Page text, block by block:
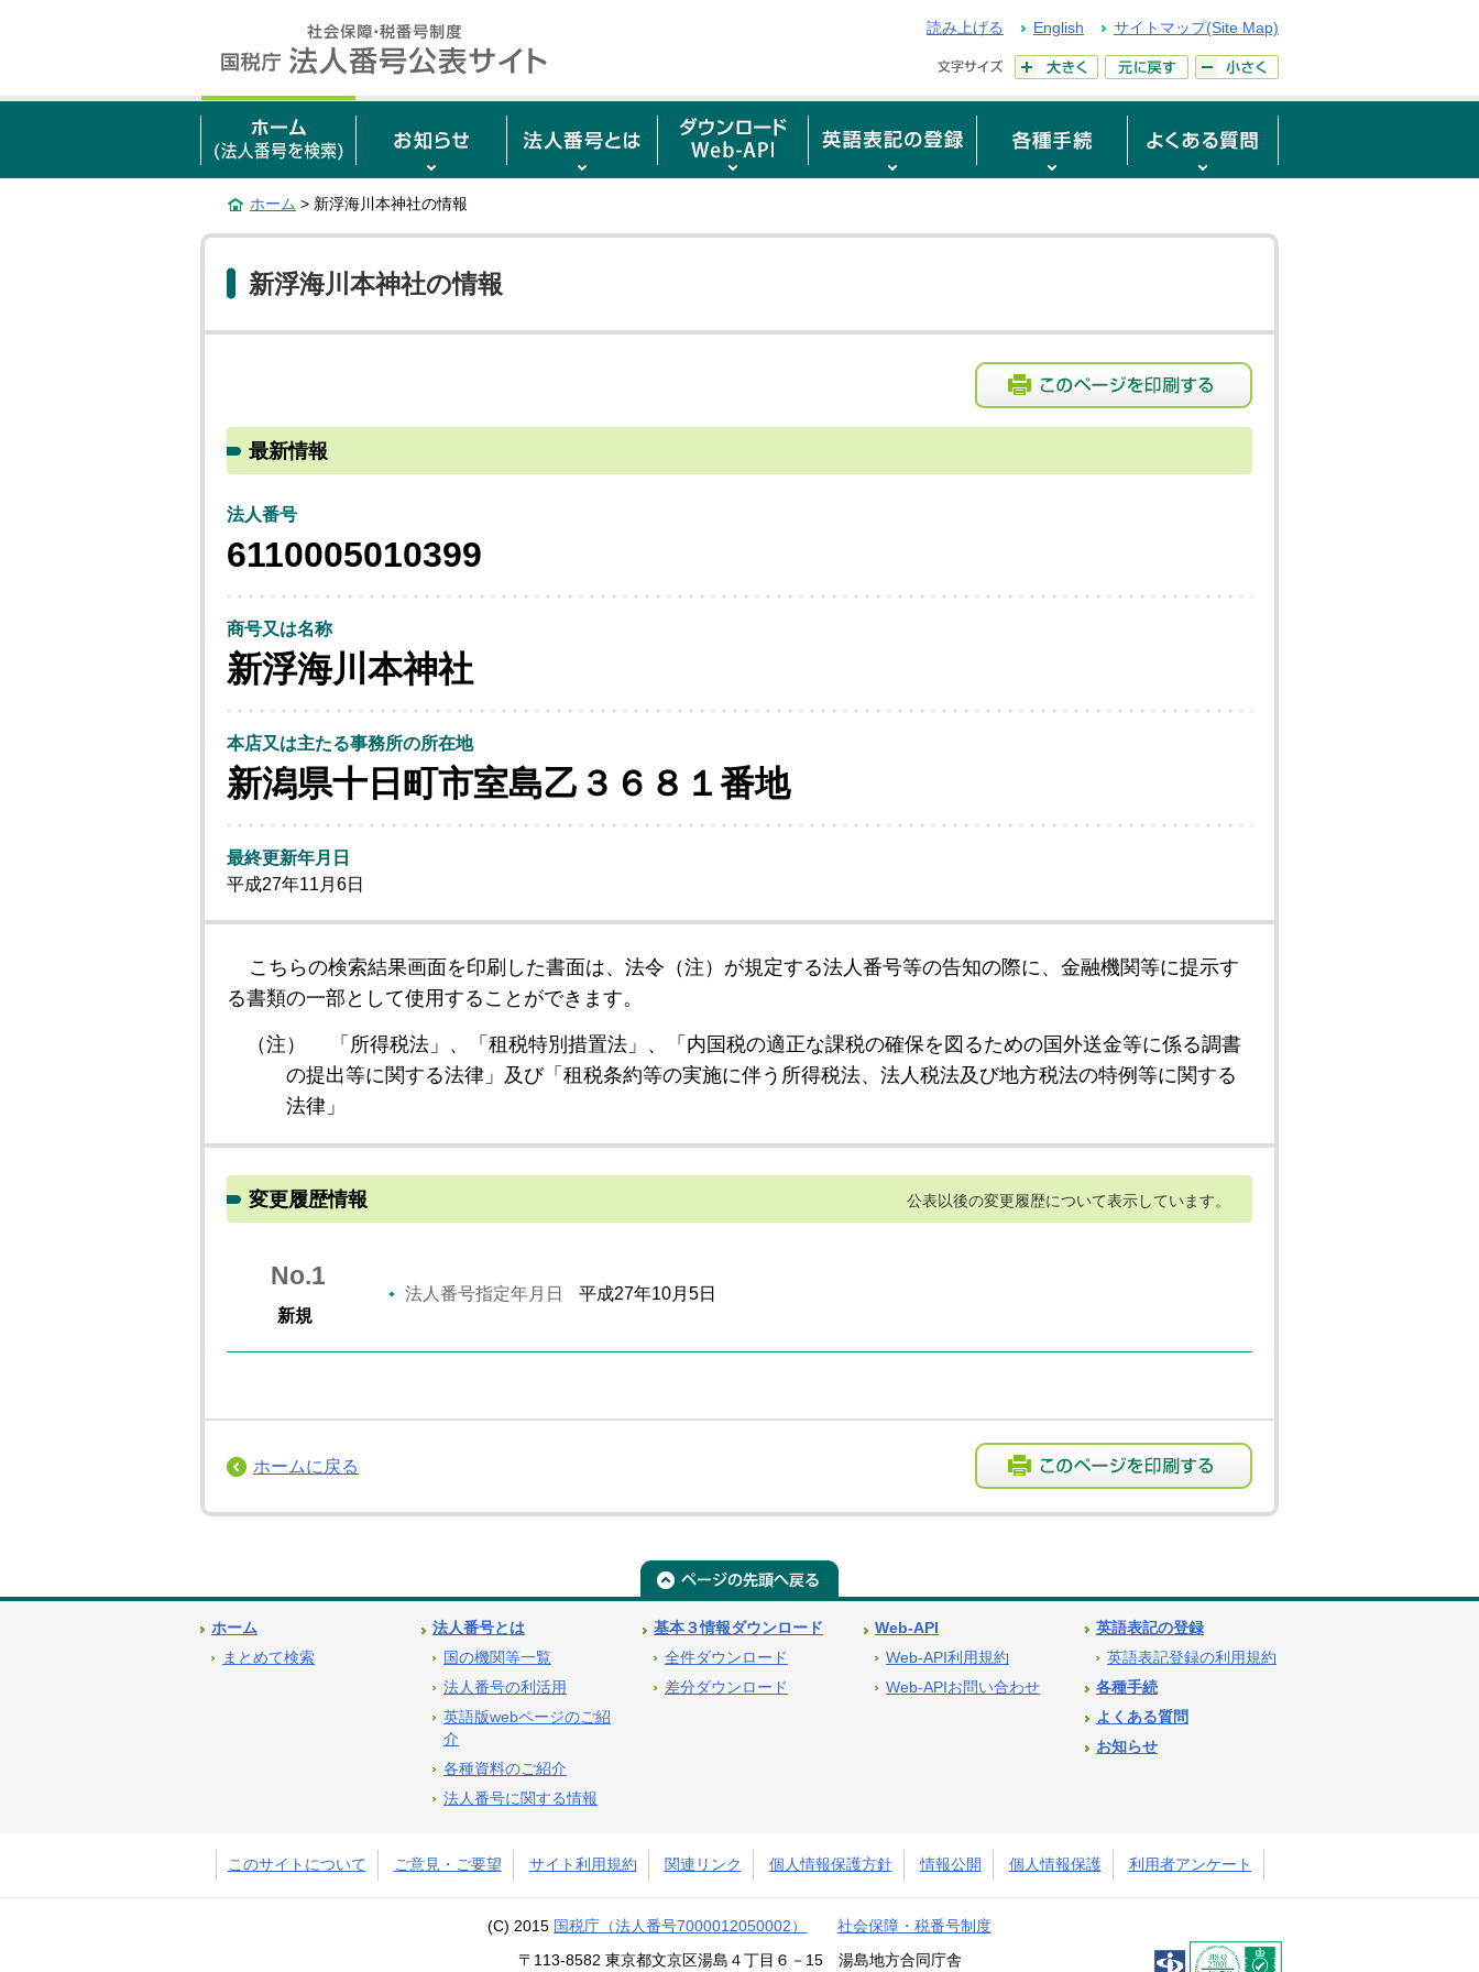
読み上げる English サイトマップ(Site Map)
ホーム > 新浮海川本神社の情報
新浮海川本神社の情報
最新情報
法人番号
6110005010399
商号又は名称
新浮海川本神社
本店又は主たる事務所の所在地
新潟県十日町市室島乙３６８１番地
最終更新年月日
平成27年11月6日
こちらの検索結果画面を印刷した書面は、法令（注）が規定する法人番号等の告知の際に、金融機関等に提示す
る書類の一部として使用することができます。
（注）
「所得税法」、「租税特別措置法」、「内国税の適正な課税の確保を図るための国外送金等に係る調書
の提出等に関する法律」及び「租税条約等の実施に伴う所得税法、法人税法及び地方税法の特例等に関する
法律」
変更履歴情報 公表以後の変更履歴について表示しています。
No.1
新規
法人番号指定年月日 平成27年10月5日
ホームに戻る
ホーム
まとめて検索
法人番号とは
国の機関等一覧
法人番号の利活用
英語版webページのご紹
介
各種資料のご紹介
法人番号に関する情報
基本３情報ダウンロード
全件ダウンロード
差分ダウンロード
Web-API
Web-API利用規約
Web-APIお問い合わせ
英語表記の登録
英語表記登録の利用規約
各種手続
よくある質問
お知らせ
このサイトについて ご意見・ご要望 サイト利用規約 関連リンク 個人情報保護方針 情報公開 個人情報保護 利用者アンケート
(C) 2015 国税庁（法人番号7000012050002） 社会保障・税番号制度
〒113-8582 東京都文京区湯島４丁目６－15 湯島地方合同庁舎